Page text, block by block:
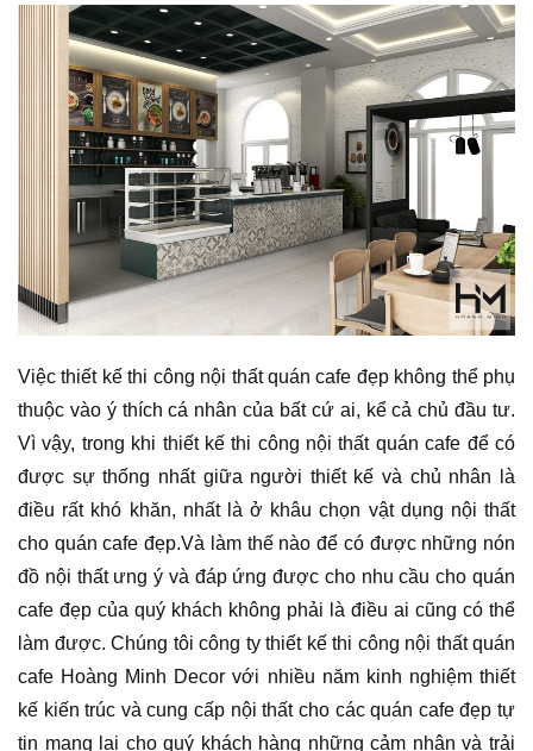
Việc thiết kế thi công nội thất quán cafe đẹp không thể phụ
thuộc vào ý thích cá nhân của bất cứ ai, kể cả chủ đầu tư.
Vì vậy, trong khi thiết kế thi công nội thất quán cafe để có
được sự thống nhất giữa người thiết kế và chủ nhân là
điều rất khó khăn, nhất là ở khâu chọn vật dụng nội thất
cho quán cafe đẹp.Và làm thế nào để có được những nón
đồ nội thất ưng ý và đáp ứng được cho nhu cầu cho quán
cafe đẹp của quý khách không phải là điều ai cũng có thể
làm được. Chúng tôi công ty thiết kế thi công nội thất quán
cafe Hoàng Minh Decor với nhiều năm kinh nghiệm thiết
kế kiến trúc và cung cấp nội thất cho các quán cafe đẹp tự
tin mang lại cho quý khách hàng những cảm nhận và trải